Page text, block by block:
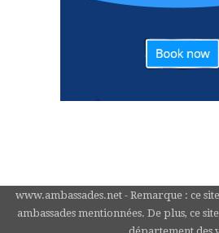
www.ambassades.net - Remarque : ce
ambassades mentionnées. De plus, ce